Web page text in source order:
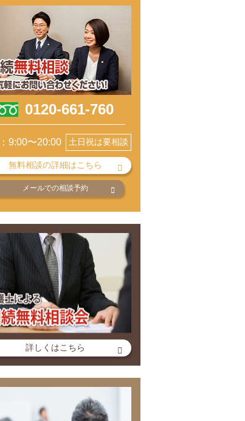
0120-661-760
9:00〜20:00 土日祝は要相談
無料相談の詳細はこちら
メールでの相談予約
詳しくはこちら